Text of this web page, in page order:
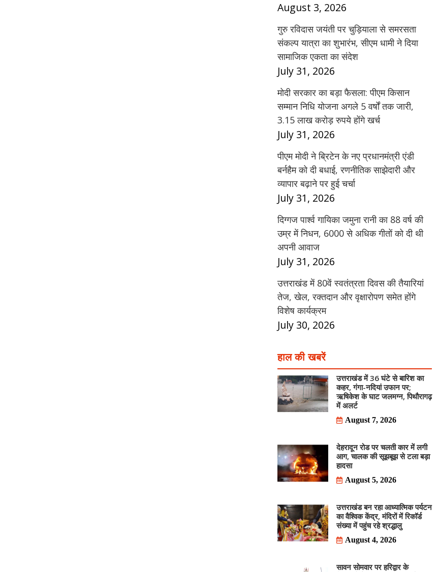
August 3, 2026
गुरु रविदास जयंती पर चुड़ियाला से समरसता
संकल्प यात्रा का शुभारंभ, सीएम धामी ने दिया
सामाजिक एकता का संदेश
July 31, 2026
मोदी सरकार का बड़ा फैसला: पीएम किसान
सम्मान निधि योजना अगले 5 वर्षों तक जारी,
3.15 लाख करोड़ रुपये होंगे खर्च
July 31, 2026
पीएम मोदी ने ब्रिटेन के नए प्रधानमंत्री एंडी
बर्नहैम को दी बधाई, रणनीतिक साझेदारी और
व्यापार बढ़ाने पर हुई चर्चा
July 31, 2026
दिग्गज पार्श्व गायिका जमुना रानी का 88 वर्ष की
उम्र में निधन, 6000 से अधिक गीतों को दी थी
अपनी आवाज
July 31, 2026
उत्तराखंड में 80वें स्वतंत्रता दिवस की तैयारियां
तेज, खेल, रक्तदान और वृक्षारोपण समेत होंगे
विशेष कार्यक्रम
July 30, 2026
हाल की खबरें
उत्तराखंड में 36 घंटे से बारिश का
कहर, गंगा-नदियां उफान पर;
ऋषिकेश के घाट जलमग्न, पिथौरागढ़
में अलर्ट
August 7, 2026
देहरादून रोड पर चलती कार में लगी
आग, चालक की सूझबूझ से टला बड़ा
हादसा
August 5, 2026
उत्तराखंड बन रहा आध्यात्मिक पर्यटन
का वैश्विक केंद्र, मंदिरों में रिकॉर्ड
संख्या में पहुंच रहे श्रद्धालु
August 4, 2026
सावन सोमवार पर हरिद्वार के